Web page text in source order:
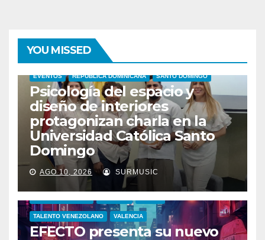
YOU MISSED
EVENTOS REPUBLICA DOMINICANA SANTO DOMINGO
Psicología del espacio y
diseño de interiores
protagonizan charla en la
Universidad Católica Santo
Domingo
AGO 10, 2026 SURMUSIC
TALENTO VENEZOLANO VALENCIA
EFECTO presenta su nuevo